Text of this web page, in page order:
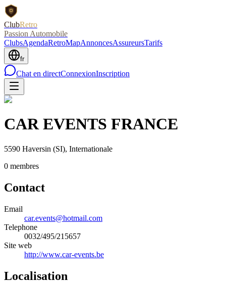
ClubRetro
Passion Automobile
ClubsAgendaRetroMapAnnoncesAssureursTarifs
fr
Chat en directConnexionInscription
CAR EVENTS FRANCE
5590 Haversin (SI), Internationale
0 membres
Contact
Email
car.events@hotmail.com
Telephone
0032/495/215657
Site web
http://www.car-events.be
Localisation